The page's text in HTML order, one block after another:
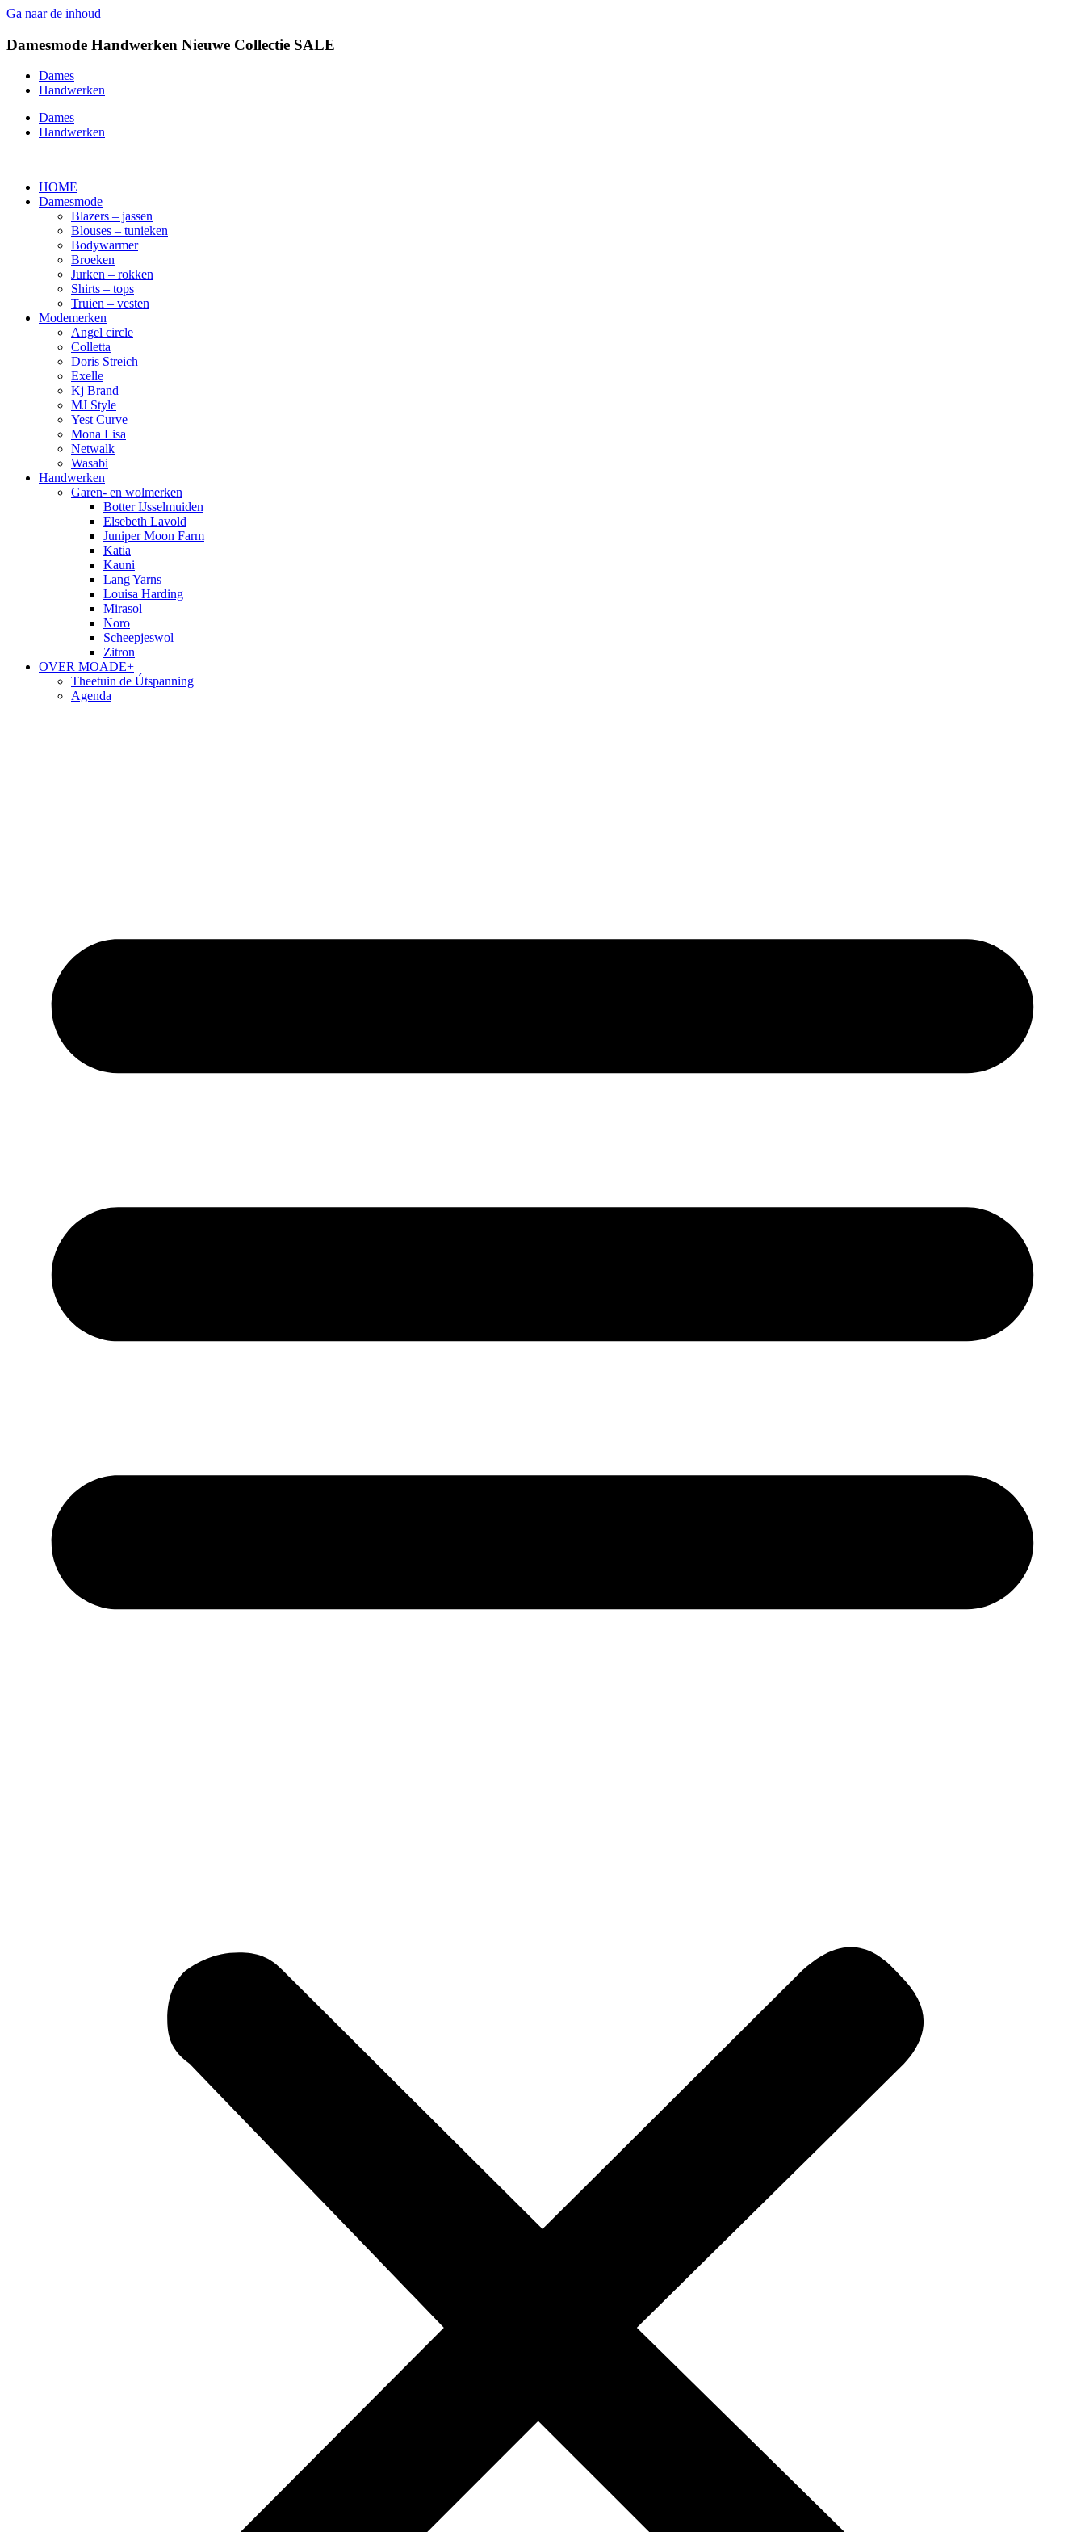
Ga naar de inhoud
Damesmode Handwerken Nieuwe Collectie SALE
Dames
Handwerken
Dames
Handwerken
HOME
Damesmode
Blazers – jassen
Blouses – tunieken
Bodywarmer
Broeken
Jurken – rokken
Shirts – tops
Truien – vesten
Modemerken
Angel circle
Colletta
Doris Streich
Exelle
Kj Brand
MJ Style
Yest Curve
Mona Lisa
Netwalk
Wasabi
Handwerken
Garen- en wolmerken
Botter IJsselmuiden
Elsebeth Lavold
Juniper Moon Farm
Katia
Kauni
Lang Yarns
Louisa Harding
Mirasol
Noro
Scheepjeswol
Zitron
OVER MOADE+
Theetuin de Útspanning
Agenda